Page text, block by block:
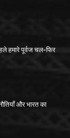
हमारे पूर्वज चल-फिर
और भारत का